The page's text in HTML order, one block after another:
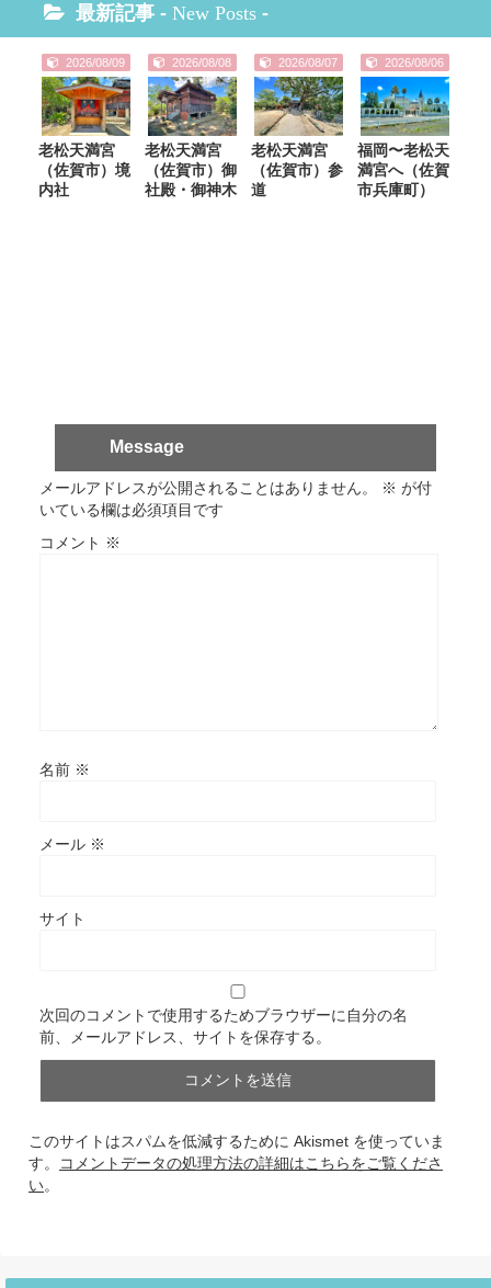
最新記事 - New Posts -
2026/08/09
老松天満宮
（佐賀市）境
内社
2026/08/08
老松天満宮
（佐賀市）御
社殿・御神木
2026/08/07
老松天満宮
（佐賀市）参
道
2026/08/06
福岡〜老松天
満宮へ（佐賀
市兵庫町）
Message
メールアドレスが公開されることはありません。 ※ が付
いている欄は必須項目です
コメント ※
名前 ※
メール ※
サイト
次回のコメントで使用するためブラウザーに自分の名
前、メールアドレス、サイトを保存する。
このサイトはスパムを低減するために Akismet を使っていま
す。
コメントデータの処理方法の詳細はこちらをご覧くださ
い。